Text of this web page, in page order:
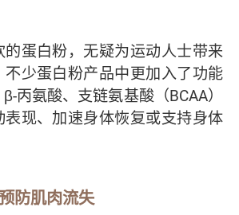
的蛋白粉，无疑为运动人士带来
少蛋白粉产品中更加入了功能
丙氨酸、支链氨基酸（BCAA）
现、加速身体恢复或支持身体
防肌肉流失